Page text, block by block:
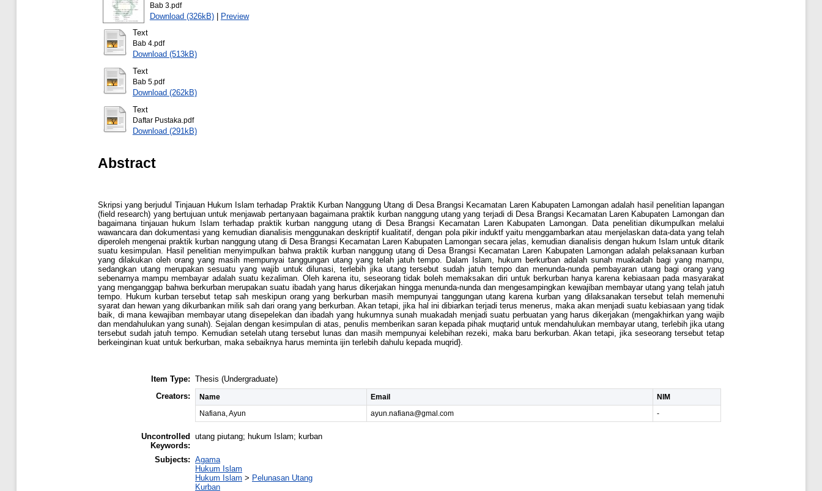
Bab 3.pdf
Download (326kB)| Preview
Text
Bab 4.pdf
Download (513kB)
Text
Bab 5.pdf
Download (262kB)
Text
Daftar Pustaka.pdf
Download (291kB)
Abstract
Skripsi yang berjudul Tinjauan Hukum Islam terhadap Praktik Kurban Nanggung Utang di Desa Brangsi Kecamatan Laren Kabupaten Lamongan adalah hasil penelitian lapangan
(field research) yang bertujuan untuk menjawab pertanyaan bagaimana praktik kurban nanggung utang yang terjadi di Desa Brangsi Kecamatan Laren Kabupaten Lamongan dan
bagaimana tinjauan hukum Islam terhadap praktik kurban nanggung utang di Desa Brangsi Kecamatan Laren Kabupaten Lamongan. Data penelitian dikumpulkan melalui
wawancara dan dokumentasi yang kemudian dianalisis menggunakan deskriptif kualitatif, dengan pola pikir induktf yaitu menggambarkan atau menjelaskan data-data yang telah
diperoleh mengenai praktik kurban nanggung utang di Desa Brangsi Kecamatan Laren Kabupaten Lamongan secara jelas, kemudian dianalisis dengan hukum Islam untuk ditarik
suatu kesimpulan. Hasil penelitian menyimpulkan bahwa praktik kurban nanggung utang di Desa Brangsi Kecamatan Laren Kabupaten Lamongan adalah pelaksanaan kurban
yang dilakukan oleh orang yang masih mempunyai tanggungan utang yang telah jatuh tempo. Dalam Islam, hukum berkurban adalah sunah muakadah bagi yang mampu,
sedangkan utang merupakan sesuatu yang wajib untuk dilunasi, terlebih jika utang tersebut sudah jatuh tempo dan menunda-nunda pembayaran utang bagi orang yang
sebenarnya mampu membayar adalah suatu kezaliman. Oleh karena itu, seseorang tidak boleh memaksakan diri untuk berkurban hanya karena kebiasaan pada masyarakat
yang menganggap bahwa berkurban merupakan suatu ibadah yang harus dikerjakan hingga menunda-nunda dan mengesampingkan kewajiban membayar utang yang telah jatuh
tempo. Hukum kurban tersebut tetap sah meskipun orang yang berkurban masih mempunyai tanggungan utang karena kurban yang dilaksanakan tersebut telah memenuhi
syarat dan hewan yang dikurbankan milik sah dari orang yang berkurban. Akan tetapi, jika hal ini dibiarkan terjadi terus menerus, maka akan menjadi suatu kebiasaan yang tidak
baik, di mana kewajiban membayar utang disepelekan dan ibadah yang hukumnya sunah muakadah menjadi suatu perbuatan yang harus dikerjakan (mengakhirkan yang wajib
dan mendahulukan yang sunah). Sejalan dengan kesimpulan di atas, penulis memberikan saran kepada pihak muqtariḍ untuk mendahulukan membayar utang, terlebih jika utang
tersebut sudah jatuh tempo. Kemudian setelah utang tersebut lunas dan masih mempunyai kelebihan rezeki, maka baru berkurban. Akan tetapi, jika seseorang tersebut tetap
berkeinginan kuat untuk berkurban, maka sebaiknya harus meminta ijin terlebih dahulu kepada muqrid}.
Item Type: Thesis (Undergraduate)
Creators:
Name Email
NIM
Nafiana, Ayun
ayun.nafiana@gmal.com -
Uncontrolled
Keywords:
utang piutang; hukum Islam; kurban
Subjects: Agama
Hukum Islam
Hukum Islam > Pelunasan Utang
Kurban